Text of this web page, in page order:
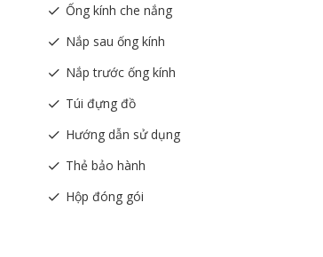
Ống kính che nắng
Nắp sau ống kính
Nắp trước ống kính
Túi đựng đồ
Hướng dẫn sử dụng
Thẻ bảo hành
Hộp đóng gói